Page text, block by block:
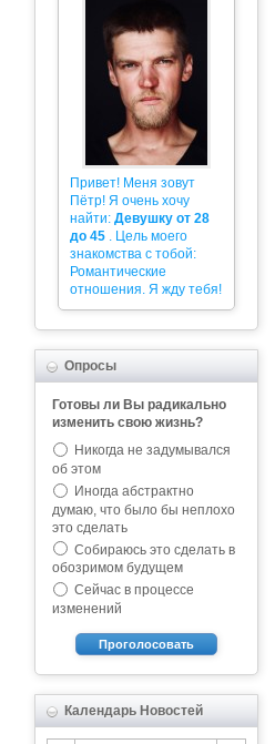
Привет! Меня зовут
Пётр! Я очень хочу
найти: Девушку от 28
до 45 . Цель моего
знакомства с тобой:
Романтические
отношения. Я жду тебя!
Опросы
Готовы ли Вы радикально
изменить свою жизнь?
Никогда не задумывался
об этом
Иногда абстрактно
думаю, что было бы неплохо
это сделать
Собираюсь это сделать в
обозримом будущем
Сейчас в процессе
изменений
Проголосовать
Календарь Новостей